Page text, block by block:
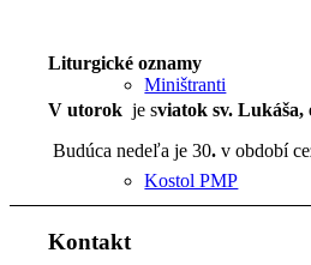
Miništranti
Kostol PMP
Liturgické oznamy
V utorokje sviatok sv. Lukáša,
Budúca nedeľa je 30. v období
Kontakt